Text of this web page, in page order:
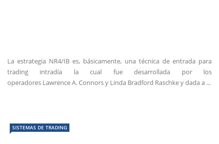
La estrategia NR4/IB es, básicamente, una técnica de entrada para
trading intradía la cual fue desarrollada por los
operadores Lawrence A. Connors y Linda Bradford Raschke y dada a ...
SISTEMAS DE TRADING